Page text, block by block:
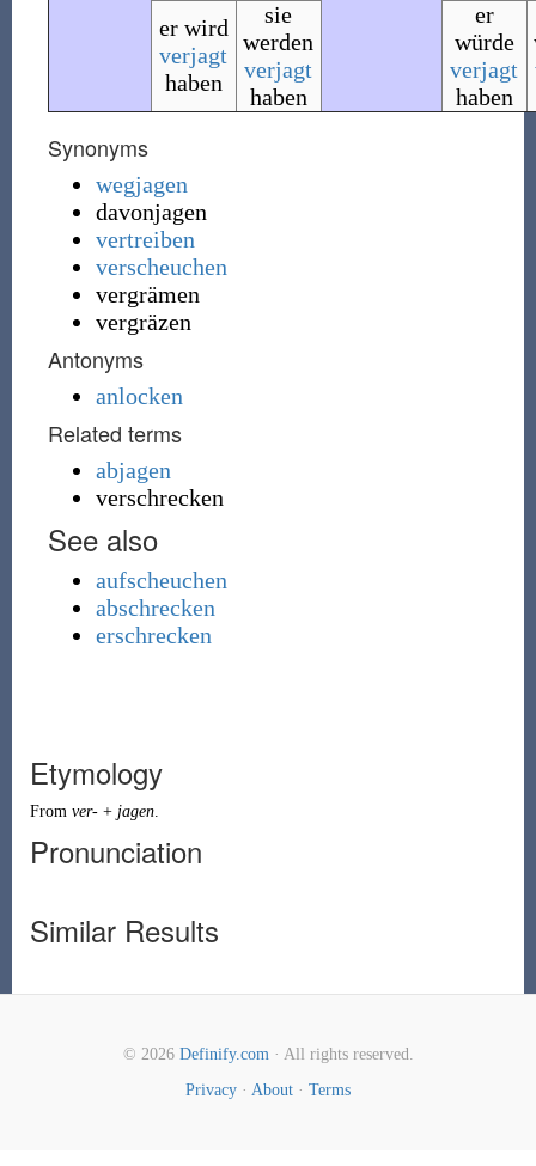
er wird
verjagt
haben
sie
werden
verjagt
haben
er
würde
verjagt
haben
Synonyms
wegjagen
davonjagen
vertreiben
verscheuchen
vergrämen
vergräzen
Antonyms
anlocken
Related terms
abjagen
verschrecken
See also
aufscheuchen
abschrecken
erschrecken
Etymology
From ver-+ jagen.
Pronunciation
Similar Results
© 2026 Definify.com· All rights reserved.
Privacy · About · Terms